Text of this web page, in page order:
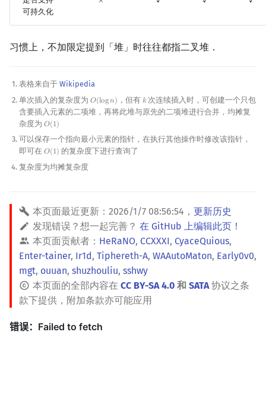
狄利克雷卷积
莫比乌斯反演
Powerful Number 筛
Min_25 筛
Meissel–Lehmer 算法
连分数
Stern–Brocot 树与 Farey
拟阵
Berlekamp–Massey 算法
图的着色
网络流
图的匹配
Prüfer 序列
矩阵树定理
LGV 引理
最大团搜索算法
支配树
图上随机游走
可持久化
× ✓ ✓ ✓
习惯上，不加限定提到「堆」时往往都指二叉堆．
表格来自于 Wikipedia
单次插入的复杂度为 𝑂(log𝑛)
O(logn) ，但有 𝑘
k次连续插入时，可创建一个只包
含要插入元素的二项堆，再将此堆与原先的二项堆进行合并，均摊复
杂度为 𝑂(1)
O( 1)
可以保存一个指向最小元素的指针，在执行其他操作时修改该指针，
即可在 𝑂(1)
O(1) 的复杂度下进行查询了
复杂度为均摊复杂度
本页面最近更新： 2026/1/7 08:56:54 ， 更新历史
发现错误？想一起完善？ 在 GitHub 上编辑此页！
本页面贡献者： HeRaNO, CCXXXI, CyaceQuious,
Enter-tainer, Ir1d, Tiphereth-A, WAAutoMaton, Early0v0,
mgt, ouuan, shuzhouliu, sshwy
本页面的全部内容在 CC BY-SA 4.0 和 SATA协议之条
款下提供，附加条款亦可能应用